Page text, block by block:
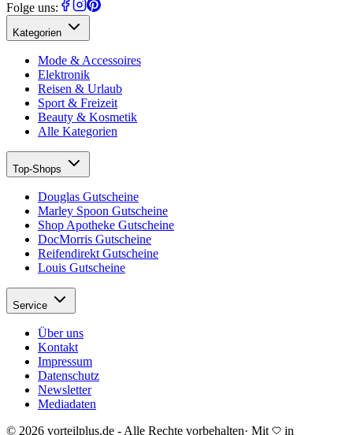
Folge uns:
Kategorien
Mode & Accessoires
Elektronik
Reisen & Urlaub
Sport & Freizeit
Beauty & Kosmetik
Alle Kategorien
Top-Shops
Douglas Gutscheine
Marley Spoon Gutscheine
Shop Apotheke Gutscheine
DocMorris Gutscheine
Reifendirekt Gutscheine
Louis Gutscheine
Service
Über uns
Kontakt
Impressum
Datenschutz
Newsletter
Mediadaten
© 2026 vorteilplus.de - Alle Rechte vorbehalten· Mit in